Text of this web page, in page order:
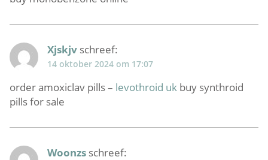
Xjskjv schreef:
14 oktober 2024 om 17:07
order amoxiclav pills – levothroid uk buy synthroid
pills for sale
Woonzs schreef: